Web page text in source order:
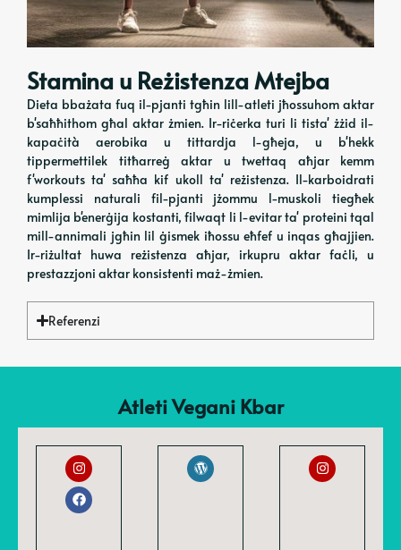
Stamina u Reżistenza Mtejba
Dieta bbażata fuq il-pjanti tgħin lill-atleti jħossuhom aktar
b'saħħithom għal aktar żmien. Ir-riċerka turi li tista' żżid il-
kapaċità aerobika u tittardja l-għeja, u b'hekk
tippermettilek titħarreġ aktar u twettaq aħjar kemm
f'workouts ta' saħħa kif ukoll ta' reżistenza. Il-karboidrati
kumplessi naturali fil-pjanti jżommu l-muskoli tiegħek
mimlija b'enerġija kostanti, filwaqt li l-evitar ta' proteini tqal
mill-annimali jgħin lil ġismek iħossu eħfef u inqas għajjien.
Ir-riżultat huwa reżistenza aħjar, irkupru aktar faċli, u
prestazzjoni aktar konsistenti maż-żmien.
Referenzi
Atleti Vegani Kbar